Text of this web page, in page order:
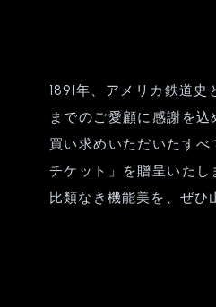
1891年、アメリカ鉄道
までのご愛顧に感謝を
買い求めいただいたす
チケット」を贈呈いた
比類なき機能美を、ぜ